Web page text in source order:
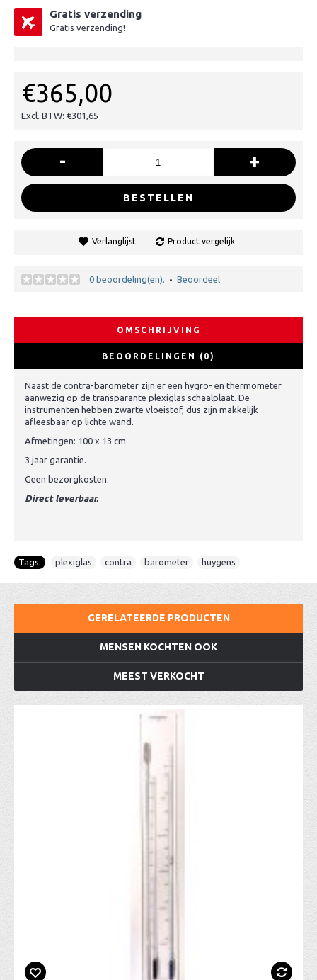
Gratis verzending
Gratis verzending!
€365,00
Excl. BTW: €301,65
- +
BESTELLEN
Verlanglijst Product vergelijk
0 beoordeling(en). • Beoordeel
OMSCHRIJVING
BEOORDELINGEN (0)
Naast de contra-barometer zijn er een hygro- en thermometer
aanwezig op de transparante plexiglas schaalplaat. De
instrumenten hebben zwarte vloeistof, dus zijn makkelijk
afleesbaar op lichte wand.
Afmetingen: 100 x 13 cm.
3 jaar garantie.
Geen bezorgkosten.
Direct leverbaar.
Tags: plexiglas contra barometer huygens
GERELATEERDE PRODUCTEN
MENSEN KOCHTEN OOK
MEEST VERKOCHT